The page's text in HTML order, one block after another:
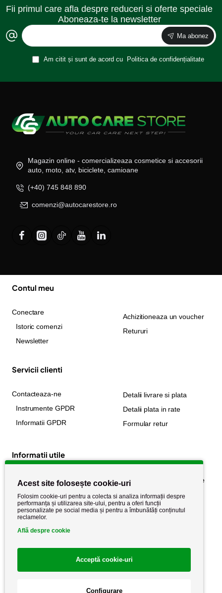
Fii primul care afla despre reduceri si oferte speciale
Aboneaza-te la newsletter
Ma abonez
Am citit și sunt de acord cu Politica de confidențialitate
Magazin online - comercializeaza cosmetice si accesorii
auto, moto, atv, biciclete, camioane
(+40) 745 848 890
comenzi@autocarestore.ro
Contul meu
Conectare
Istoric comenzi
Newsletter
Achizitioneaza un voucher
Retururi
Servicii clienti
Contacteaza-ne
Instrumente GPDR
Informatii GPDR
Detalii livrare si plata
Detalii plata in rate
Formular retur
Informatii utile
Despre noi
Stiri si noutati
Politica de cookie
Politica de confidențialitate
Politica de retur
Termeni si conditii
Acest site folosește cookie-uri
Folosim cookie-uri pentru a colecta si analiza informații despre
performanța și utilizarea site-ului, pentru a oferi funcții
personalizate pe social media și pentru a îmbunătăți conținutul
reclamelor.
Află despre cookie
Acceptă cookie-uri
Configurare